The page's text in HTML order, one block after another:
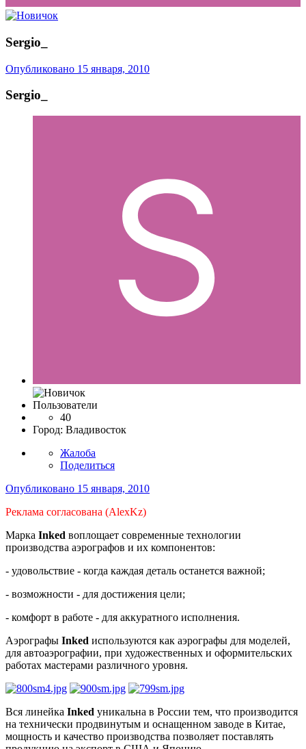
Sergio_
Опубликовано 15 января, 2010
Sergio_
Пользователи
40
Город: Владивосток
Жалоба
Поделиться
Опубликовано 15 января, 2010
Реклама согласована (AlexKz)
Марка Inked воплощает современные технологии
производства аэрографов и их компонентов:
- удовольствие - когда каждая деталь останется важной;
- возможности - для достижения цели;
- комфорт в работе - для аккуратного исполнения.
Аэрографы Inked используются как аэрографы для моделей,
для автоаэрографии, при художественных и оформительских
работах мастерами различного уровня.
Вся линейка Inked уникальна в России тем, что производится
на технически продвинутым и оснащенном заводе в Китае,
мощность и качество производства позволяет поставлять